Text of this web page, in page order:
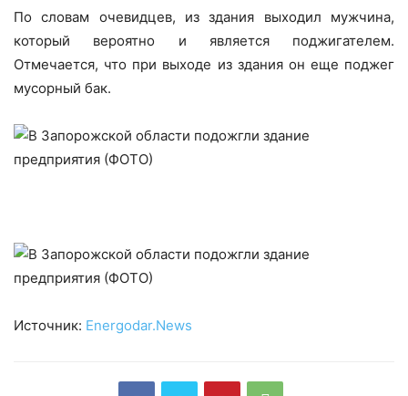
По словам очевидцев, из здания выходил мужчина,
который вероятно и является поджигателем.
Отмечается, что при выходе из здания он еще поджег
мусорный бак.
Источник: Energodar.News